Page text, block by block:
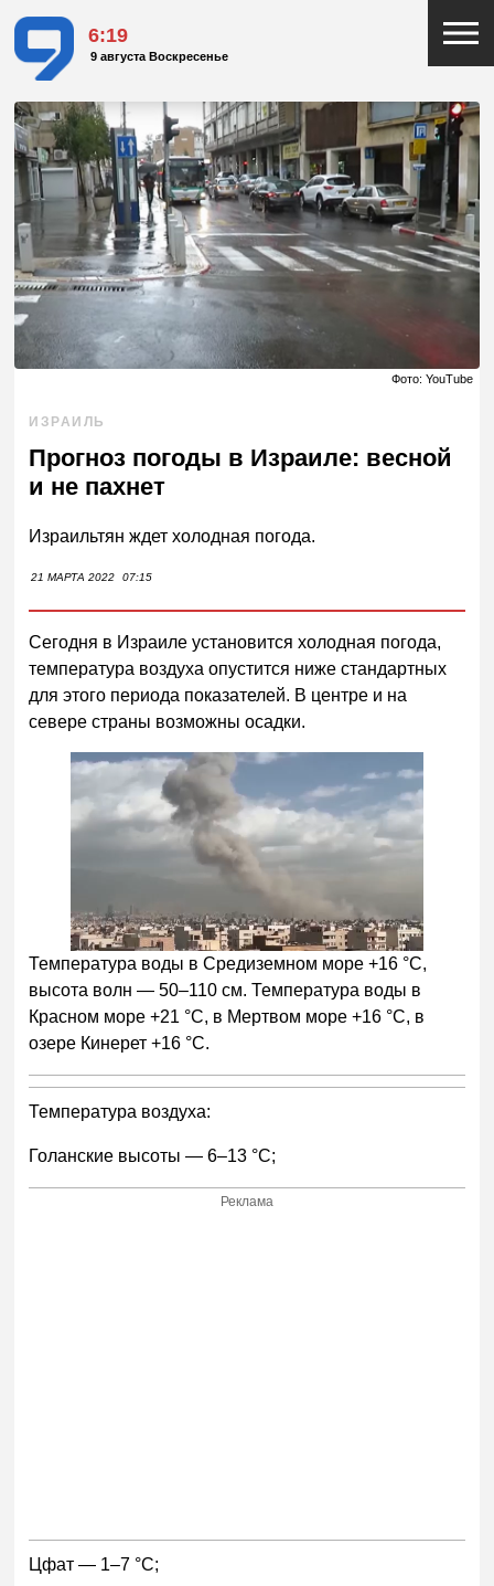
6:19
9 августа Воскресенье
Фото: YouTube
ИЗРАИЛЬ
Прогноз погоды в Израиле: весной
и не пахнет
Израильтян ждет холодная погода.
21 МАРТА 2022 07:15
Сегодня в Израиле установится холодная погода,
температура воздуха опустится ниже стандартных
для этого периода показателей. В центре и на
севере страны возможны осадки.
Температура воды в Средиземном море +16 °С,
высота волн — 50–110 см. Температура воды в
Красном море +21 °С, в Мертвом море +16 °С, в
озере Кинерет +16 °С.
Температура воздуха:
Голанские высоты — 6–13 °С;
Реклама
Цфат — 1–7 °С;